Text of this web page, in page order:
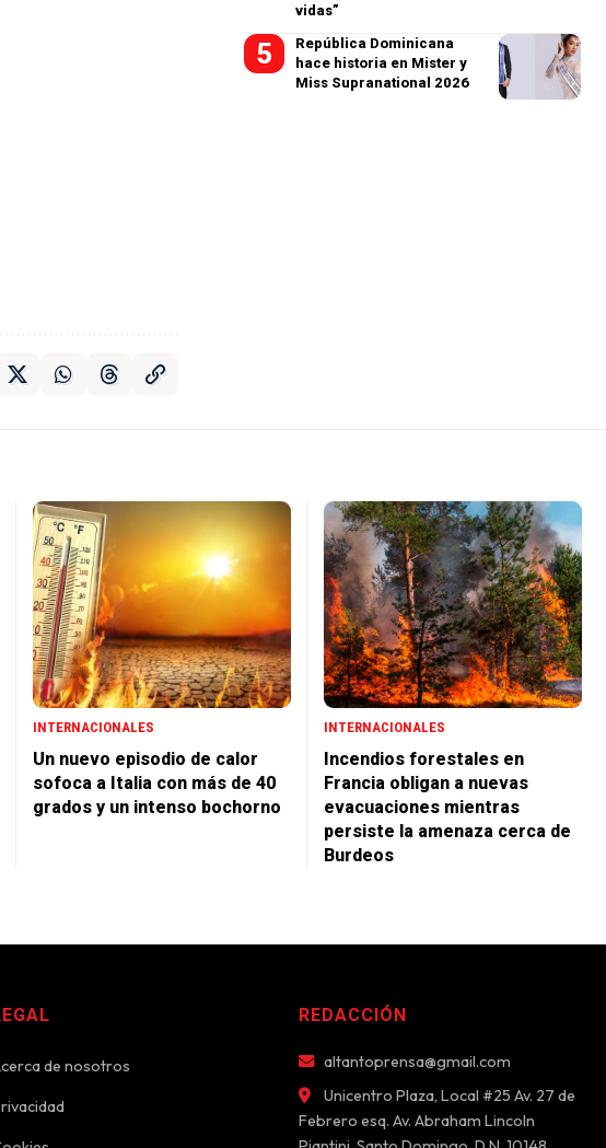
vidas”
República Dominicana
hace historia en Mister y
Miss Supranational 2026
INTERNACIONALES
Un nuevo episodio de calor
sofoca a Italia con más de 40
grados y un intenso bochorno
INTERNACIONALES
Incendios forestales en
Francia obligan a nuevas
evacuaciones mientras
persiste la amenaza cerca de
Burdeos
de nosotros
REDACCIÓN
altantoprensa@gmail.com
Unicentro Plaza, Local #25 Av. 27 de
Febrero esq. Av. Abraham Lincoln